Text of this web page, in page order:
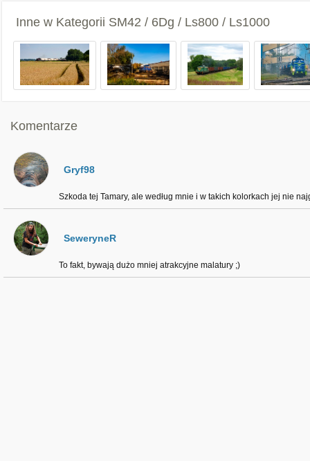
Inne w Kategorii SM42 / 6Dg / Ls800 / Ls1000
Komentarze
Gryf98
Szkoda tej Tamary, ale według mnie i w takich kolorkach jej nie
SeweryneR
To fakt, bywają dużo mniej atrakcyjne malatury ;)